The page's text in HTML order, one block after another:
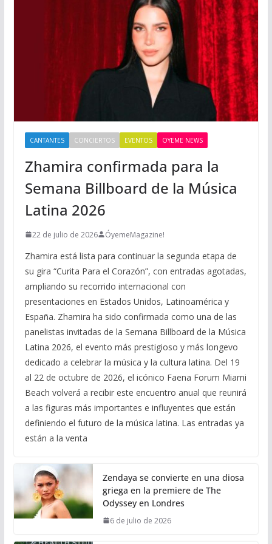
CANTANTES CONCIERTOS EVENTOS OYEME NEWS
Zhamira confirmada para la
Semana Billboard de la Música
Latina 2026
22 de julio de 2026 ÓyemeMagazine!
Zhamira está lista para continuar la segunda etapa de
su gira “Curita Para el Corazón”, con entradas agotadas,
ampliando su recorrido internacional con
presentaciones en Estados Unidos, Latinoamérica y
España. Zhamira ha sido confirmada como una de las
panelistas invitadas de la Semana Billboard de la Música
Latina 2026, el evento más prestigioso y más longevo
dedicado a celebrar la música y la cultura latina. Del 19
al 22 de octubre de 2026, el icónico Faena Forum Miami
Beach volverá a recibir este encuentro anual que reunirá
a las figuras más importantes e influyentes que están
definiendo el futuro de la música latina. Las entradas ya
están a la venta
Zendaya se convierte en una diosa
griega en la premiere de The
Odyssey en Londres
6 de julio de 2026